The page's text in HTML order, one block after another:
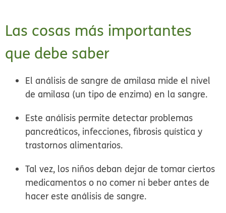
Las cosas más importantes
que debe saber
El análisis de sangre de amilasa mide el nivel
de amilasa (un tipo de enzima) en la sangre.
Este análisis permite detectar problemas
pancreáticos, infecciones, fibrosis quística y
trastornos alimentarios.
Tal vez, los niños deban dejar de tomar ciertos
medicamentos o no comer ni beber antes de
hacer este análisis de sangre.